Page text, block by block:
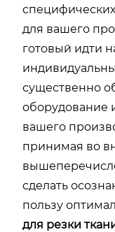
для вашего
готовый идти
существенно
оборудование
вашего
принимая во
сделать
пользу
для резки